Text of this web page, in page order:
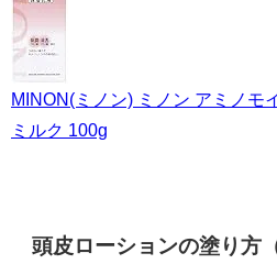
MINON(ミノン) ミノン アミノモ
ミルク 100g
頭皮ローションの塗り方